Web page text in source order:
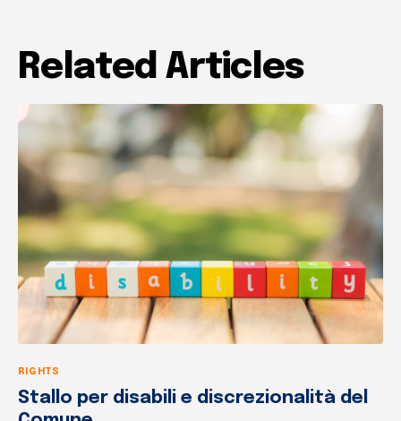
Related Articles
RIGHTS
Stallo per disabili e discrezionalità del